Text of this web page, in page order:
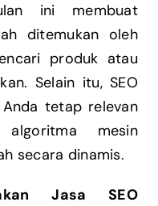
ini membuat
ditemukan oleh
produk atau
Selain itu, SEO
tetap relevan
algoritma mesin
secara dinamis.
Jasa SEO